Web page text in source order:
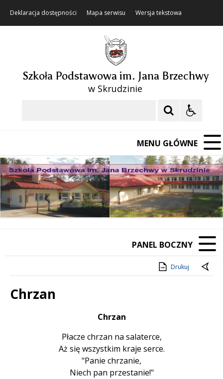
Deklaracja dostępności Mapa serwisu Wersja tekstowa
Szkoła Podstawowa im. Jana Brzechwy
w Skrudzinie
MENU GŁÓWNE
Poprzedni Element
Następny Element
❚❚
PANEL BOCZNY
Drukuj
Chrzan
Chrzan
Płacze chrzan na salaterce,
Aż się wszystkim kraje serce.
"Panie chrzanie,
Niech pan przestanie!"